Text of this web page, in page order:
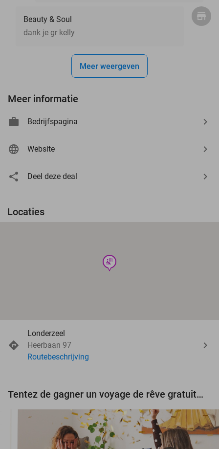
Beauty & Soul
dank je gr kelly
Meer weergeven
Meer informatie
Bedrijfspagina
Website
Deel deze deal
Locaties
wellness
Londerzeel
Heerbaan 97
Routebeschrijving
Tentez de gagner un voyage de rêve gratuit d'une valeur de 3.000 € !